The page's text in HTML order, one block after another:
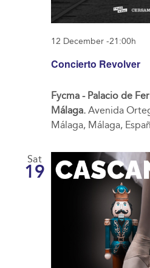
Concierto Revolver
12 December -21:00h
Fycma - Palacio de
Málaga. Avenida
Málaga, Málaga,
Sat
19